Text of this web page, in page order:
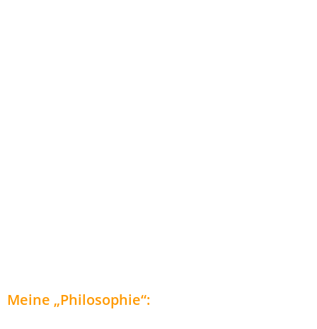
Meine „Philosophie“: